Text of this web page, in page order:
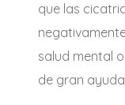
que las
salud mental
de gran